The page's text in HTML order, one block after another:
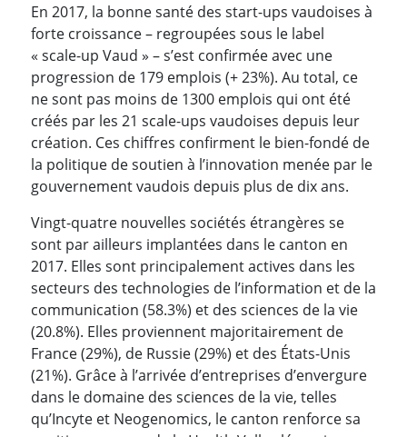
En 2017, la bonne santé des start-ups vaudoises à
forte croissance – regroupées sous le label
« scale-up Vaud » – s’est confirmée avec une
progression de 179 emplois (+ 23%). Au total, ce
ne sont pas moins de 1300 emplois qui ont été
créés par les 21 scale-ups vaudoises depuis leur
création. Ces chiffres confirment le bien-fondé de
la politique de soutien à l’innovation menée par le
gouvernement vaudois depuis plus de dix ans.
Vingt-quatre nouvelles sociétés étrangères se
sont par ailleurs implantées dans le canton en
2017. Elles sont principalement actives dans les
secteurs des technologies de l’information et de la
communication (58.3%) et des sciences de la vie
(20.8%). Elles proviennent majoritairement de
France (29%), de Russie (29%) et des États-Unis
(21%). Grâce à l’arrivée d’entreprises d’envergure
dans le domaine des sciences de la vie, telles
qu’Incyte et Neogenomics, le canton renforce sa